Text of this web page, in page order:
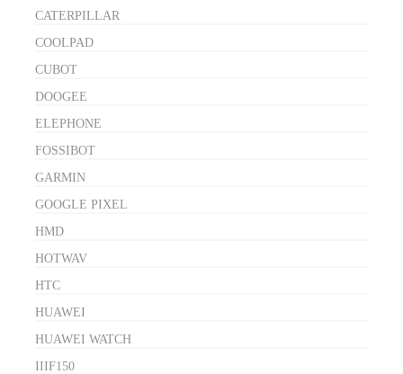
CATERPILLAR
COOLPAD
CUBOT
DOOGEE
ELEPHONE
FOSSIBOT
GARMIN
GOOGLE PIXEL
HMD
HOTWAV
HTC
HUAWEI
HUAWEI WATCH
IIIF150